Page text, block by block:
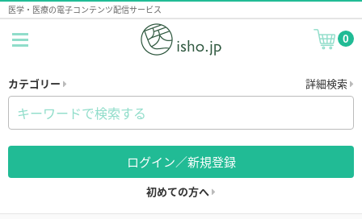
医学・医療の電子コンテンツ配信サービス
0
カテゴリー 詳細検索
ログイン／新規登録
初めての方へ